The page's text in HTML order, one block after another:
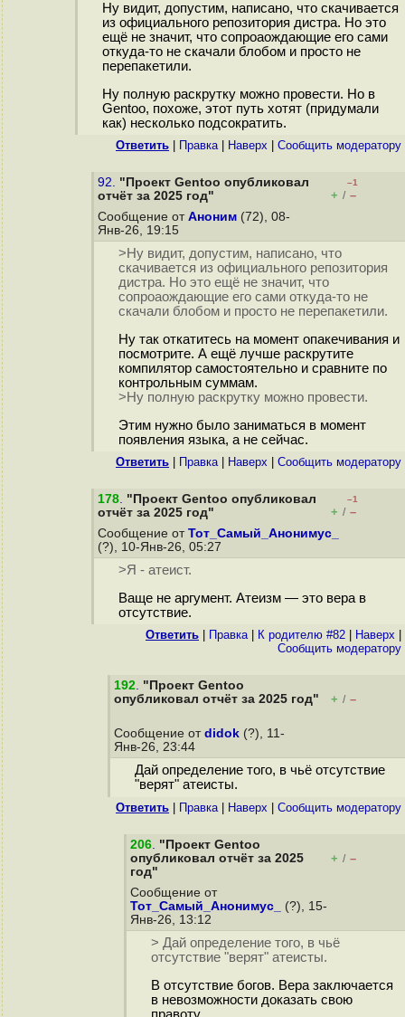
Ну видит, допустим, написано, что скачивается
из официального репозитория дистра. Но это
ещё не значит, что сопроаождающие его сами
откуда-то не скачали блобом и просто не
перепакетили.
Ну полную раскрутку можно провести. Но в
Gentoo, похоже, этот путь хотят (придумали
как) несколько подсократить.
Ответить Правка| Наверх Cообщить модератору
92. "Проект Gentoo опубликовал
отчёт за 2025 год"
–1
+ / –
Сообщение от Аноним (72), 08-
Янв-26, 19:15
>Ну видит, допустим, написано, что
скачивается из официального репозитория
дистра. Но это ещё не значит, что
сопроаождающие его сами откуда-то не
скачали блобом и просто не перепакетили.
Ну так откатитесь на момент опакечивания и
посмотрите. А ещё лучше раскрутите
компилятор самостоятельно и сравните по
контрольным суммам.
>Ну полную раскрутку можно провести.
Этим нужно было заниматься в момент
появления языка, а не сейчас.
Ответить Правка| Наверх Cообщить модератору
178. "Проект Gentoo опубликовал
отчёт за 2025 год"
–1
+ / –
Сообщение от Тот_Самый_Анонимус_
(?), 10-Янв-26, 05:27
>Я - атеист.
Ваще не аргумент. Атеизм — это вера в
отсутствие.
Ответить Правка| К родителю #82 Наверх
Cообщить модератору
192. "Проект Gentoo
опубликовал отчёт за 2025 год"
+ / –
Сообщение от didok (?), 11-
Янв-26, 23:44
Дай определение того, в чьё отсутствие
"верят" атеисты.
Ответить Правка| Наверх Cообщить модератору
206. "Проект Gentoo
опубликовал отчёт за 2025
год"
+ / –
Сообщение от
Тот_Самый_Анонимус_
(?), 15-
Янв-26, 13:12
> Дай определение того, в чьё
отсутствие "верят" атеисты.
В отсутствие богов. Вера заключается
в невозможности доказать свою